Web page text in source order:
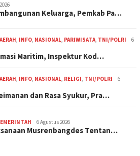
Keluarga, Pemkab Pa…
, INFO, NASIONAL, PARIWISATA, TNI/POLRI
6
Maritim, Inspektur Kod…
, INFO, NASIONAL, RELIGI, TNI/POLRI
6
dan Rasa Syukur, Pra…
6 Agustus 2026
Musrenbangdes Tentan…